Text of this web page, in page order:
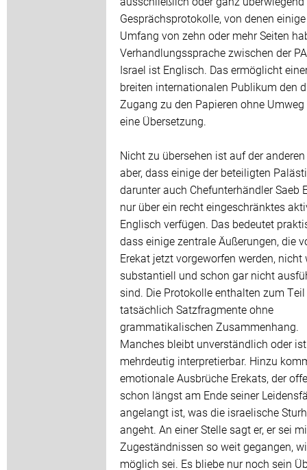
Gesprächsprotokolle, von denen
Umfang von zehn oder mehr Seiten
Verhandlungssprache zwischen der
Israel ist Englisch. Das ermöglicht
breiten internationalen Publikum den
Zugang zu den Papieren ohne Umweg
eine Übersetzung.
Nicht zu übersehen ist auf der anderen
aber, dass einige der beteiligten
darunter auch Chefunterhändler Saeb
nur über ein recht eingeschränktes
Englisch verfügen. Das bedeutet
dass einige zentrale Äußerungen, die
Erekat jetzt vorgeworfen werden, nicht
substantiell und schon gar nicht
sind. Die Protokolle enthalten zum Teil
tatsächlich Satzfragmente ohne
grammatikalischen Zusammenhang.
Manches bleibt unverständlich oder ist
mehrdeutig interpretierbar. Hinzu
emotionale Ausbrüche Erekats, der
schon längst am Ende seiner
angelangt ist, was die israelische
angeht. An einer Stelle sagt er, er sei
Zugeständnissen so weit gegangen,
möglich sei. Es bliebe nur noch sein